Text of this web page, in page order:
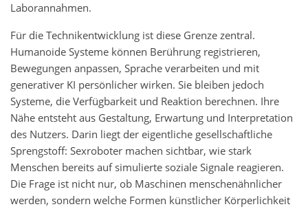
Laborannahmen.
Für die Technikentwicklung ist diese Grenze zentral.
Humanoide Systeme können Berührung registrieren,
Bewegungen anpassen, Sprache verarbeiten und mit
generativer KI persönlicher wirken. Sie bleiben jedoch
Systeme, die Verfügbarkeit und Reaktion berechnen. Ihre
Nähe entsteht aus Gestaltung, Erwartung und Interpretation
des Nutzers. Darin liegt der eigentliche gesellschaftliche
Sprengstoff: Sexroboter machen sichtbar, wie stark
Menschen bereits auf simulierte soziale Signale reagieren.
Die Frage ist nicht nur, ob Maschinen menschenähnlicher
werden, sondern welche Formen künstlicher Körperlichkeit